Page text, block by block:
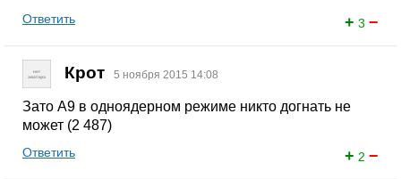
+ 3 −
Ответить
Крот 5 ноября 2015 14:08
Зато A9 в одноядерном режиме никто догнать не
может (2 487)
+ 2 −
Ответить